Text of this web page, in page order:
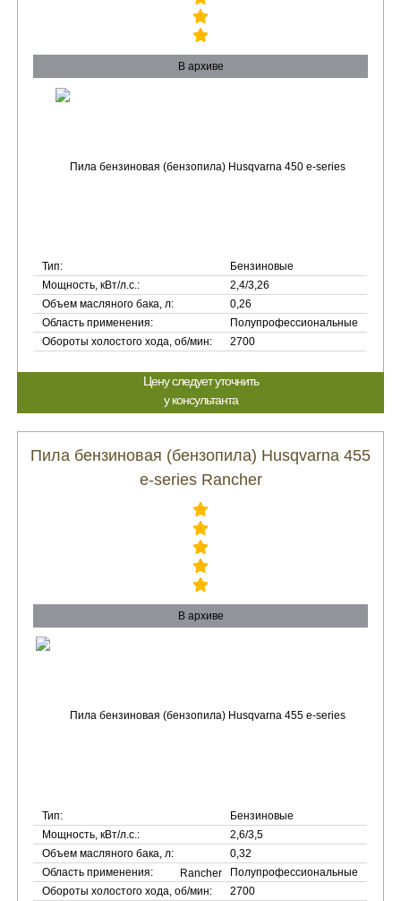
В архиве
Тип:
Бензиновые
Мощность, кВт/л.с.:
2,4/3,26
Объем масляного бака, л:
0,26
Область применения:
Полупрофессиональные
Обороты холостого хода, об/мин:
2700
Цену следует уточнить
у консультанта
Пила бензиновая (бензопила) Husqvarna 455
e-series Rancher
В архиве
Тип:
Бензиновые
Мощность, кВт/л.с.:
2,6/3,5
Объем масляного бака, л:
0,32
Область применения:
Полупрофессиональные
Обороты холостого хода, об/мин:
2700